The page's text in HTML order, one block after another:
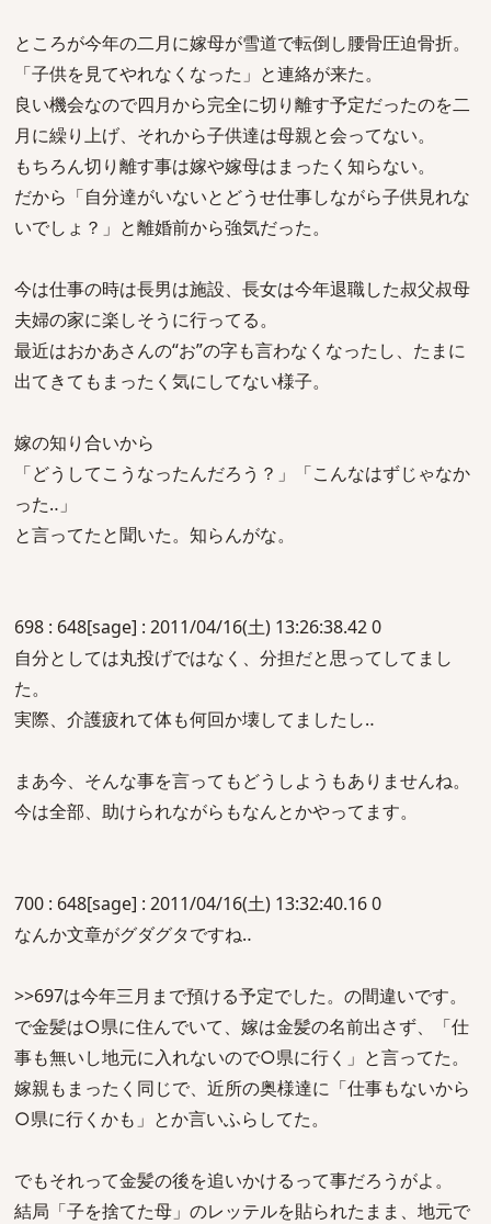
ところが今年の二月に嫁母が雪道で転倒し腰骨圧迫骨折。
「子供を見てやれなくなった」と連絡が来た。
良い機会なので四月から完全に切り離す予定だったのを二
月に繰り上げ、それから子供達は母親と会ってない。
もちろん切り離す事は嫁や嫁母はまったく知らない。
だから「自分達がいないとどうせ仕事しながら子供見れな
いでしょ？」と離婚前から強気だった。
今は仕事の時は長男は施設、長女は今年退職した叔父叔母
夫婦の家に楽しそうに行ってる。
最近はおかあさんの“お”の字も言わなくなったし、たまに
出てきてもまったく気にしてない様子。
嫁の知り合いから
「どうしてこうなったんだろう？」「こんなはずじゃなか
った‥」
と言ってたと聞いた。知らんがな。
698 : 648[sage] : 2011/04/16(土) 13:26:38.42 0
自分としては丸投げではなく、分担だと思ってしてまし
た。
実際、介護疲れて体も何回か壊してましたし‥
まあ今、そんな事を言ってもどうしようもありませんね。
今は全部、助けられながらもなんとかやってます。
700 : 648[sage] : 2011/04/16(土) 13:32:40.16 0
なんか文章がグダグタですね‥
>>697は今年三月まで預ける予定でした。の間違いです。
で金髪は○県に住んでいて、嫁は金髪の名前出さず、「仕
事も無いし地元に入れないので○県に行く」と言ってた。
嫁親もまったく同じで、近所の奥様達に「仕事もないから
○県に行くかも」とか言いふらしてた。
でもそれって金髪の後を追いかけるって事だろうがよ。
結局「子を捨てた母」のレッテルを貼られたまま、地元で